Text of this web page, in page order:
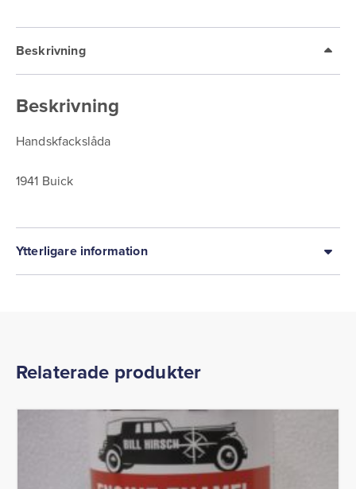
Beskrivning
Beskrivning
Handskfackslåda
1941 Buick
Ytterligare information
Relaterade produkter